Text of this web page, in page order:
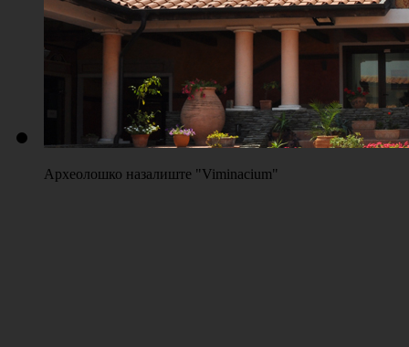
Археолошко назалиште "Viminacium"